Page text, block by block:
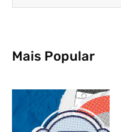
Mais Popular